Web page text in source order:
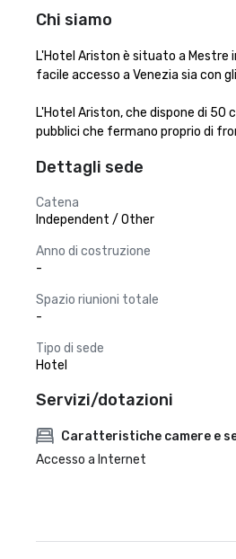
Chi siamo
L'Hotel Ariston è situato a
facile accesso a Venezia sia con
L'Hotel Ariston, che dispone di
pubblici che fermano proprio di
Dettagli sede
Catena
Independent / Other
Anno di costruzione
-
Spazio riunioni totale
-
Tipo di sede
Hotel
Servizi/dotazioni
Caratteristiche camere e
Accesso a Internet